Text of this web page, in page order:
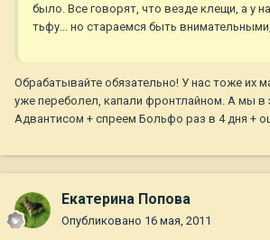
было. Все говорят, что везде клещи, а у
тьфу... но стараемся быть
Обрабатывайте обязательно! У нас тоже их
уже переболел, капали фронтлайном. А мы в
Адвантисом + спреем Больфо раз в 4 дня +
Екатерина Попова
Опубликовано 16 мая, 2011